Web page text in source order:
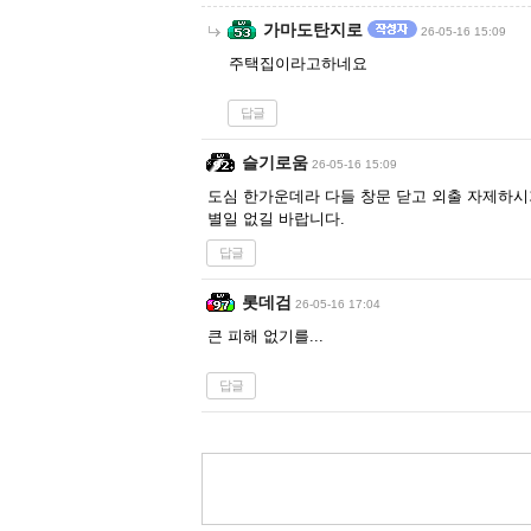
가마도탄지로 26-05-16 15:09
주택집이라고하네요
답글
슬기로움 26-05-16 15:09
도심 한가운데라 다들 창문 닫고 외출 자제하
별일 없길 바랍니다.
답글
롯데검 26-05-16 17:04
큰 피해 없기를...
답글